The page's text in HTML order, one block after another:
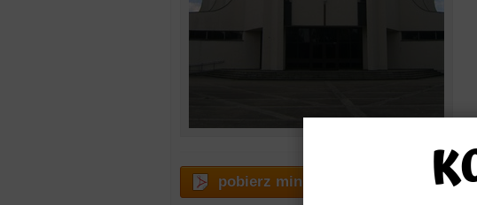
pobierz miniprzewodnik